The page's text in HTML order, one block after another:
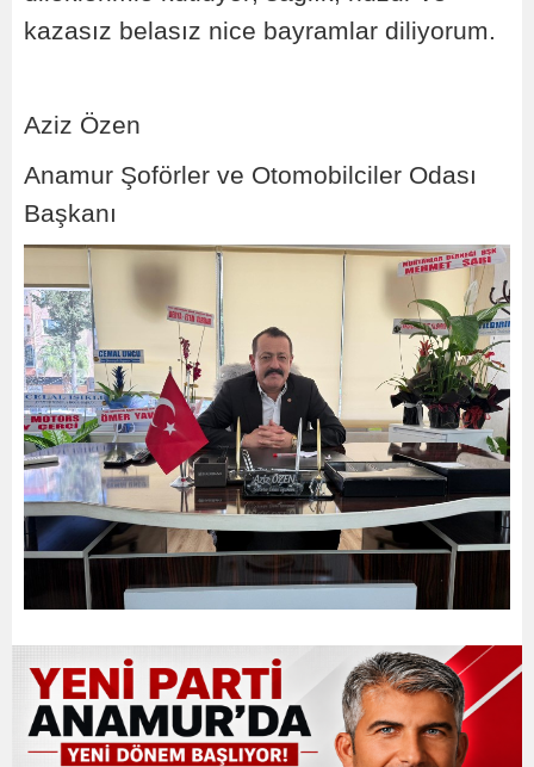
kazasız belasız nice bayramlar diliyorum.
Aziz Özen
Anamur Şoförler ve Otomobilciler Odası
Başkanı